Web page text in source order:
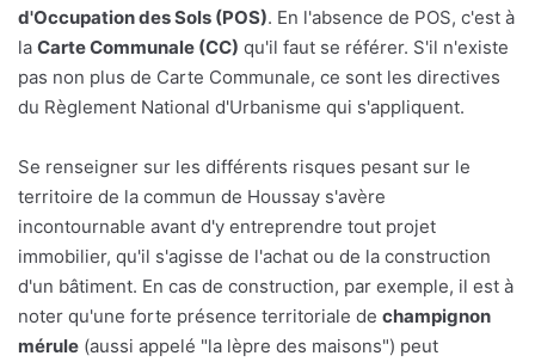
d'Occupation des Sols (POS). En l'absence de POS, c'est à
la Carte Communale (CC) qu'il faut se référer. S'il n'existe
pas non plus de Carte Communale, ce sont les directives
du Règlement National d'Urbanisme qui s'appliquent.
Se renseigner sur les différents risques pesant sur le
territoire de la commun de Houssay s'avère
incontournable avant d'y entreprendre tout projet
immobilier, qu'il s'agisse de l'achat ou de la construction
d'un bâtiment. En cas de construction, par exemple, il est à
noter qu'une forte présence territoriale de champignon
mérule (aussi appelé "la lèpre des maisons") peut